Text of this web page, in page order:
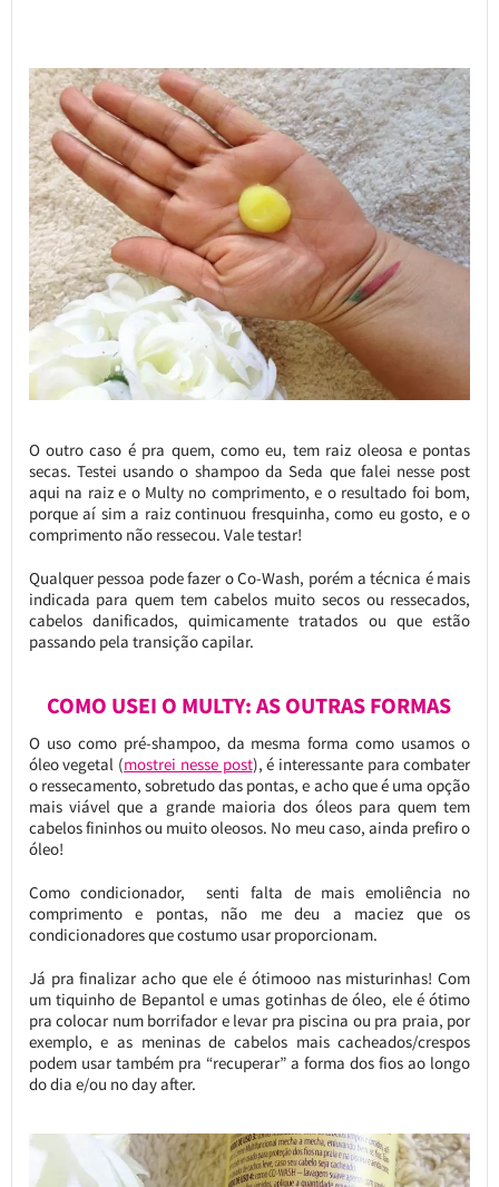
O outro caso é pra quem, como eu, tem raiz oleosa e pontas
secas. Testei usando o shampoo da Seda que falei nesse post
aqui na raiz e o Multy no comprimento, e o resultado foi bom,
porque aí sim a raiz continuou fresquinha, como eu gosto, e o
comprimento não ressecou. Vale testar!
Qualquer pessoa pode fazer o Co-Wash, porém a técnica é mais
indicada para quem tem cabelos muito secos ou ressecados,
cabelos danificados, quimicamente tratados ou que estão
passando pela transição capilar.
COMO USEI O MULTY: AS OUTRAS FORMAS
O uso como pré-shampoo, da mesma forma como usamos o
óleo vegetal (mostrei nesse post), é interessante para combater
o ressecamento, sobretudo das pontas, e acho que é uma opção
mais viável que a grande maioria dos óleos para quem tem
cabelos fininhos ou muito oleosos. No meu caso, ainda prefiro o
óleo!
Como condicionador, senti falta de mais emoliência no
comprimento e pontas, não me deu a maciez que os
condicionadores que costumo usar proporcionam.
Já pra finalizar acho que ele é ótimooo nas misturinhas! Com
um tiquinho de Bepantol e umas gotinhas de óleo, ele é ótimo
pra colocar num borrifador e levar pra piscina ou pra praia, por
exemplo, e as meninas de cabelos mais cacheados/crespos
podem usar também pra “recuperar” a forma dos fios ao longo
do dia e/ou no day after.